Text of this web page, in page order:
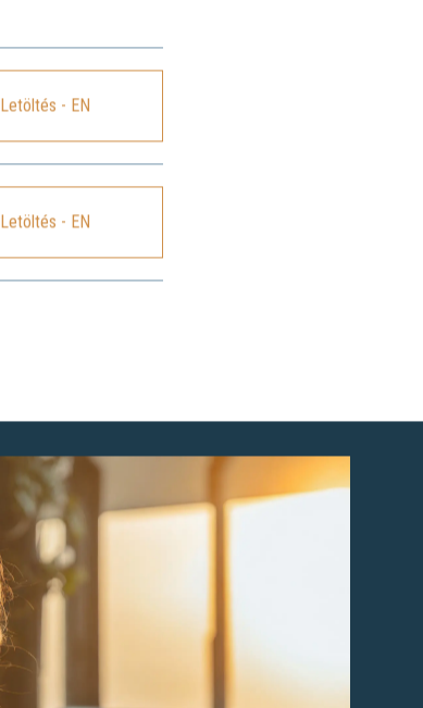
Letöltés - EN
Letöltés - EN